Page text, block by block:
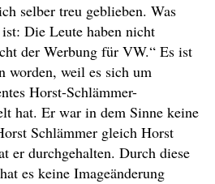
selber treu geblieben. Was
Die Leute haben nicht
der Werbung für VW.“ Es ist
worden, weil es sich um
Horst-Schlämmer-
hat. Er war in dem Sinne keine
Schlämmer gleich Horst
er durchgehalten. Durch diese
es keine Imageänderung